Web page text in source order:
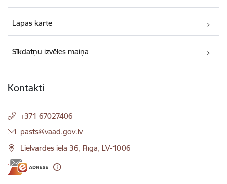
Lapas karte
Sīkdatņu izvēles maiņa
Kontakti
+371 67027406
E-pasts:
pasts@vaad.gov.lv
Lielvārdes iela 36, Rīga, LV-1006